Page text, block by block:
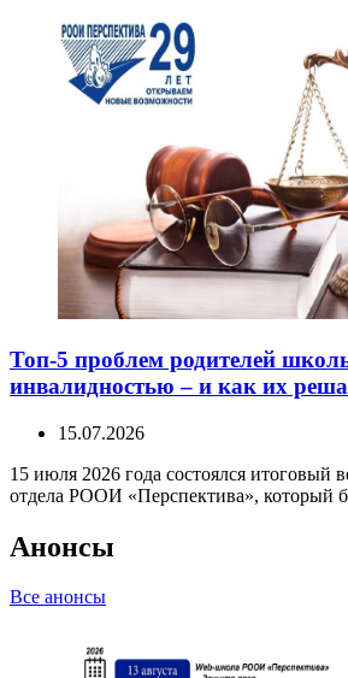
Топ-5 проблем родителей
инвалидностью – и как их
15.07.2026
15 июля 2026 года состоялся итоговый
отдела РООИ «Перспектива», который
Анонсы
Все анонсы